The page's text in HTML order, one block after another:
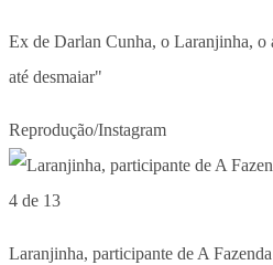
Ex de Darlan Cunha, o Laranjinha, o
até desmaiar"
Reprodução/Instagram
4 de 13
Laranjinha, participante de A